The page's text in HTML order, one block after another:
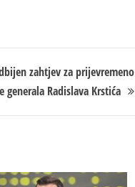
zahtjev za prijevremeno
generala Radislava Krstića